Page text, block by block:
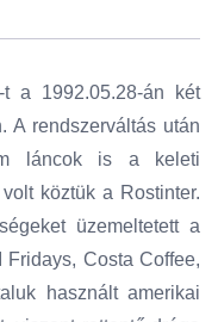
a 1992.05.28-án két
A rendszerváltás után
láncok is a keleti
köztük a Rostinter.
üzemeltetett a
Costa Coffee,
használt amerikai